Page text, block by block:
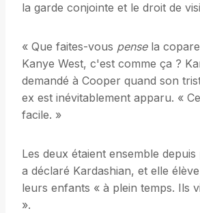
la garde conjointe et le droit de
« Que faites-vous pensela
Kanye West, c'est comme ça ?
demandé à Cooper quand son
ex est inévitablement apparu. «
facile. »
Les deux étaient ensemble depuis
a déclaré Kardashian, et elle
leurs enfants « à plein temps. Ils
».